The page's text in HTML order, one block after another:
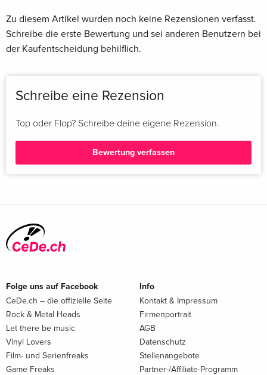
Zu diesem Artikel wurden noch keine Rezensionen verfasst.
Schreibe die erste Bewertung und sei anderen Benutzern bei
der Kaufentscheidung behilflich.
Schreibe eine Rezension
Top oder Flop? Schreibe deine eigene Rezension.
Bewertung verfassen
Folge uns auf Facebook
CeDe.ch – die offizielle Seite
Rock & Metal Heads
Let there be music
Vinyl Lovers
Film- und Serienfreaks
Game Freaks
Info
Kontakt & Impressum
Firmenportrait
AGB
Datenschutz
Stellenangebote
Partner-/Affiliate-Programm